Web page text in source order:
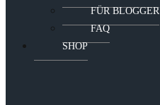
FÜR BLOGGER
FAQ
SHOP